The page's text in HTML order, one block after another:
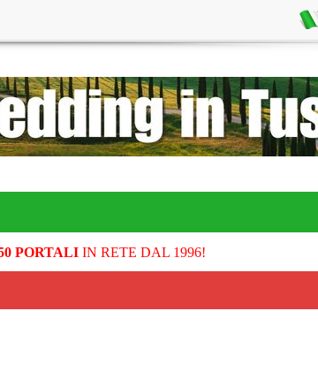
PORTALIIN RETE DAL 1996!